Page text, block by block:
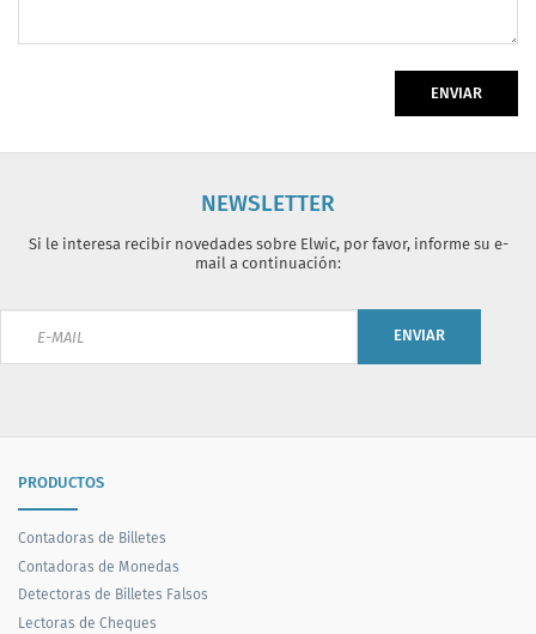
ENVIAR
NEWSLETTER
Si le interesa recibir novedades sobre Elwic, por favor, informe su e-
mail a continuación:
ENVIAR
PRODUCTOS
Contadoras de Billetes
Contadoras de Monedas
Detectoras de Billetes Falsos
Lectoras de Cheques